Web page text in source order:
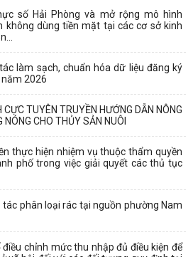
số Hải Phòng và mở rộng mô hình
không dùng tiền mặt tại các cơ sở kinh
làm sạch, chuẩn hóa dữ liệu đăng ký
năm 2026
TUYÊN TRUYỀN HƯỚNG DẪN NÔNG
NÓNG CHO THỦY SẢN NUÔI
thực hiện nhiệm vụ thuộc thẩm quyền
phố trong việc giải quyết các thủ tục
tác phân loại rác tại nguồn phường Nam
chỉnh mức thu nhập đủ điều kiện để